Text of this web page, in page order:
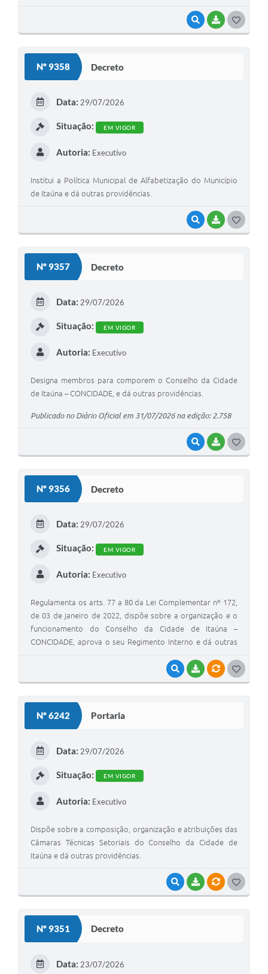
VISUALIZAR
BAIXAR
Nº 9358 Decreto
VISUALIZAR
BAIXAR
Data: 29/07/2026
Situação: EM VIGOR
Autoria: Executivo
Institui a Política Municipal de Alfabetização do Município
de Itaúna e dá outras providências.
Nº 9357 Decreto
VISUALIZAR
BAIXAR
Data: 29/07/2026
Situação: EM VIGOR
Autoria: Executivo
Designa membros para comporem o Conselho da Cidade
de Itaúna – CONCIDADE, e dá outras providências.
Publicado no Diário Oficial em 31/07/2026 na edição: 2.758
Nº 9356 Decreto
VISUALIZAR
BAIXARVÍNCULOS
Data: 29/07/2026
Situação: EM VIGOR
Autoria: Executivo
Regulamenta os arts. 77 a 80 da Lei Complementar nº 172,
de 03 de janeiro de 2022, dispõe sobre a organização e o
funcionamento do Conselho da Cidade de Itaúna –
CONCIDADE, aprova o seu Regimento Interno e dá outras
Nº 6242 Portaria
VISUALIZAR
BAIXARVÍNCULOS
Data: 29/07/2026
Situação: EM VIGOR
Autoria: Executivo
Dispõe sobre a composição, organização e atribuições das
Câmaras Técnicas Setoriais do Conselho da Cidade de
Itaúna e dá outras providências.
Nº 9351 Decreto
Data: 23/07/2026